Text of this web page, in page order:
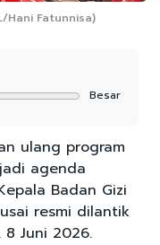
Hani Fatunnisa)
Besar
ulang program
agenda
Badan Gizi
resmi dilantik
8 Juni 2026.